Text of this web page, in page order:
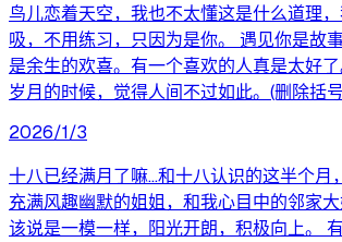
鸟儿恋着天空，我也不太懂这是什么道理
吸，不用练习，只因为是你。 遇见你是故
是余生的欢喜。有一个喜欢的人真是太好
岁月的时候，觉得人间不过如此。(删除括
2026/1/3
十八已经满月了嘛…和十八认识的这半个月
充满风趣幽默的姐姐，和我心目中的邻家
该说是一模一样，阳光开朗，积极向上。